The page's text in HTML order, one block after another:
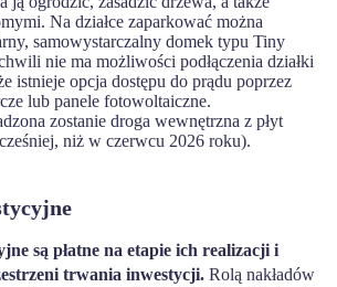
Na działce zaparkować można
samowystarczalny domek typu Tiny
nie ma możliwości podłączenia działki
istnieje opcja dostępu do prądu poprzez
lub panele fotowoltaiczne.
zostanie droga wewnętrzna z płyt
niż w czerwcu 2026 roku).
są płatne na etapie ich realizacji i
trwania inwestycji. Rolą nakładów